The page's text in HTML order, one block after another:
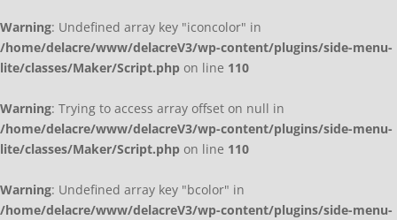
Warning: Undefined array key "iconcolor" in
/home/delacre/www/delacreV3/wp-content/plugins/side-menu-
lite/classes/Maker/Script.php on line 110
Warning: Trying to access array offset on null in
/home/delacre/www/delacreV3/wp-content/plugins/side-menu-
lite/classes/Maker/Script.php on line 110
Warning: Undefined array key "bcolor" in
/home/delacre/www/delacreV3/wp-content/plugins/side-menu-